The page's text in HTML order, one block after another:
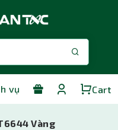
vụ Cart
Vàng